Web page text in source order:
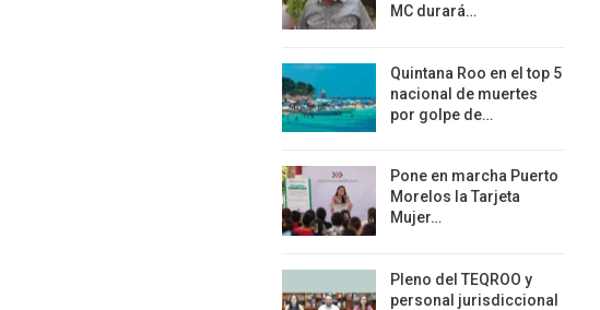
MC durará…
Quintana Roo en el top 5
nacional de muertes
por golpe de…
Pone en marcha Puerto
Morelos la Tarjeta
Mujer…
Pleno del TEQROO y
personal jurisdiccional